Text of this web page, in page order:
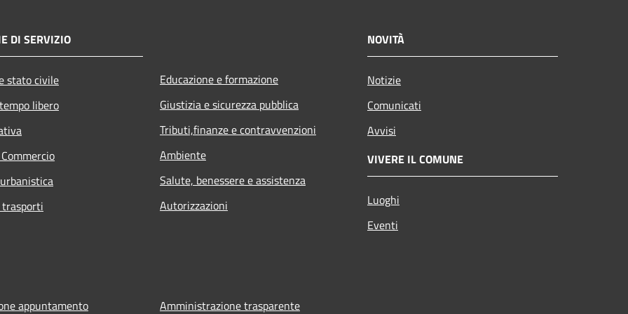
DI SERVIZIO
stato civile
libero
Educazione e formazione
Giustizia e sicurezza pubblica
Tributi,finanze e contravvenzioni
Ambiente
Salute, benessere e assistenza
Autorizzazioni
NOVITÀ
Notizie
Comunicati
Avvisi
VIVERE IL COMUNE
Luoghi
Eventi
appuntamento Amministrazione trasparente